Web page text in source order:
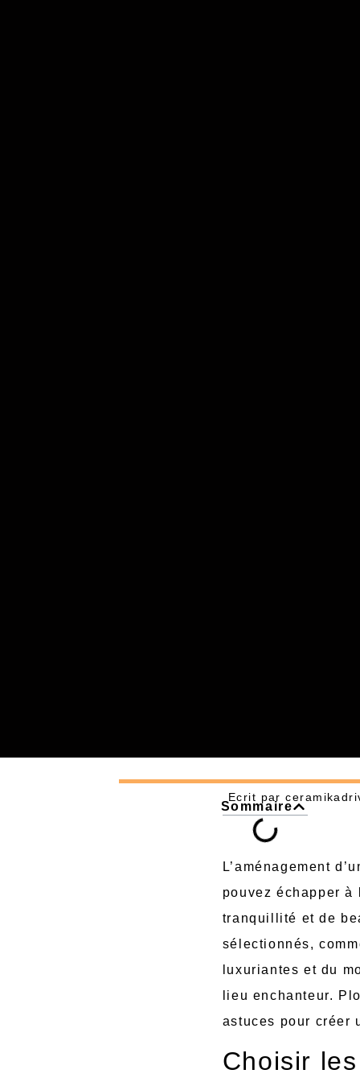
Ecrit par
Sommaire
L’aménagement
pouvez échapper
tranquillité et de
sélectionnés,
luxuriantes et du
lieu enchanteur.
astuces pour créer
Choisir